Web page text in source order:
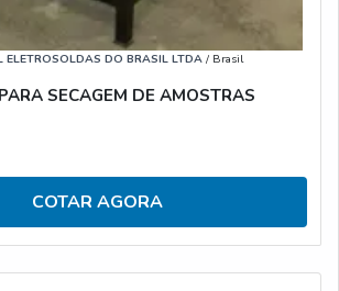
ELETROSOLDAS DO BRASIL LTDA / Brasil
SECAGEM DE AMOSTRAS
COTAR AGORA